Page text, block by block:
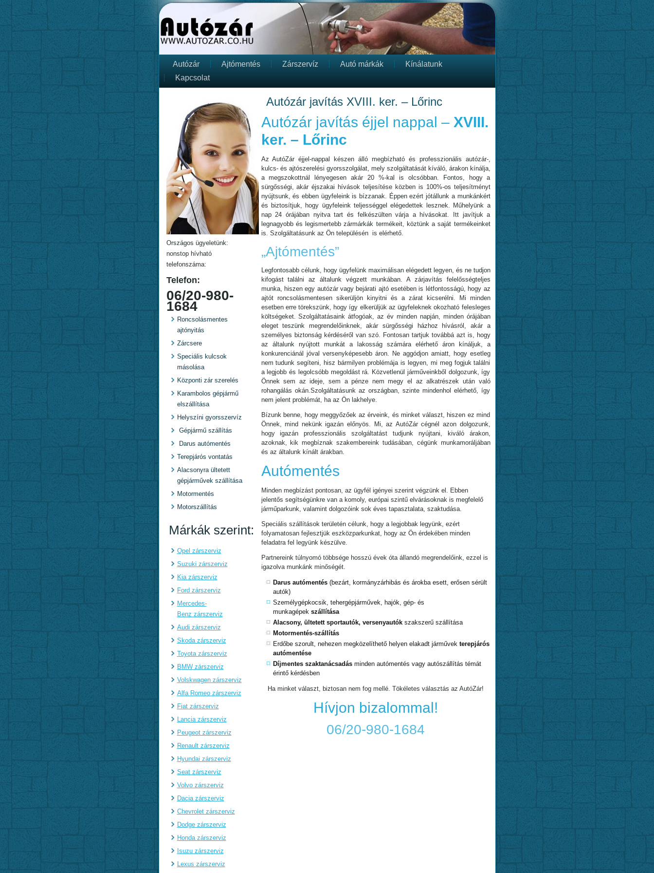
Autózár Ajtómentés Zárszervíz Autó márkák
Kínálatunk
Kapcsolat
Országos ügyeletünk:
nonstop hívható
telefonszáma:
Telefon:
06/20-980-
1684
Roncsolásmentes
ajtónyitás
Zárcsere
Speciális kulcsok
másolása
Központi zár szerelés
Karambolos gépjármű
elszállítása
Helyszíni gyorsszervíz
Gépjármű szállítás
Darus autómentés
Terepjárós vontatás
Alacsonyra ültetett
gépjárművek szállítása
Motormentés
Motorszállítás
Márkák szerint:
Opel zárszerviz
Suzuki zárszerviz
Kia zárszerviz
Ford zárszerviz
Mercedes-
Benz zárszerviz
Audi zárszerviz
Skoda zárszerviz
Toyota zárszerviz
BMW zárszerviz
Volskwagen zárszerviz
Alfa Romeo zárszerviz
Fiat zárszerviz
Lancia zárszerviz
Peugeot zárszerviz
Renault zárszerviz
Hyundai zárszerviz
Seat zárszerviz
Volvo zárszerviz
Dacia zárszerviz
Chevrolet zárszerviz
Dodge zárszerviz
Honda zárszerviz
Isuzu zárszerviz
Lexus zárszerviz
Autózár javítás XVIII. ker. – Lőrinc
Autózár javítás éjjel nappal – XVIII.
ker. – Lőrinc
Az AutóZár éjjel-nappal készen álló megbízható és professzionális autózár-,
kulcs- és ajtószerelési gyorsszolgálat, mely szolgáltatását kíváló, árakon kínálja,
a megszokottnál lényegesen akár 20 %-kal is olcsóbban. Fontos, hogy a
sürgősségi, akár éjszakai hívások teljesítése közben is 100%-os teljesítményt
nyújtsunk, és ebben ügyfeleink is bízzanak. Éppen ezért jótállunk a munkánkért
és biztosítjuk, hogy ügyfeleink teljességgel elégedettek lesznek. Műhelyünk a
nap 24 órájában nyitva tart és felkészülten várja a hívásokat. Itt javítjuk a
legnagyobb és legismertebb zármárkák termékeit, köztünk a saját termékeinket
is. Szolgáltatásunk az Ön településén is elérhető.
„Ajtómentés”
Legfontosabb célunk, hogy ügyfelünk maximálisan elégedett legyen, és ne tudjon
kifogást találni az általunk végzett munkában. A zárjavítás felelősségteljes
munka, hiszen egy autózár vagy bejárati ajtó esetében is létfontosságú, hogy az
ajtót roncsolásmentesen sikerüljön kinyitni és a zárat kicserélni. Mi minden
esetben erre törekszünk, hogy így elkerüljük az ügyfeleknek okozható felesleges
költségeket. Szolgáltatásaink átfogóak, az év minden napján, minden órájában
eleget teszünk megrendelőinknek, akár sürgősségi házhoz hívásról, akár a
személyes biztonság kérdéséről van szó. Fontosan tartjuk továbbá azt is, hogy
az általunk nyújtott munkát a lakosság számára elérhető áron kínáljuk, a
konkurenciánál jóval versenyképesebb áron. Ne aggódjon amiatt, hogy esetleg
nem tudunk segíteni, hisz bármilyen problémája is legyen, mi meg fogjuk találni
a legjobb és legolcsóbb megoldást rá. Közvetlenül járműveinkből dolgozunk, így
Önnek sem az ideje, sem a pénze nem megy el az alkatrészek után való
rohangálás okán.Szolgáltatásunk az országban, szinte mindenhol elérhető, így
nem jelent problémát, ha az Ön lakhelye.
Bízunk benne, hogy meggyőzőek az érveink, és minket választ, hiszen ez mind
Önnek, mind nekünk igazán előnyös. Mi, az AutóZár cégnél azon dolgozunk,
hogy igazán professzionális szolgáltatást tudjunk nyújtani, kiváló árakon,
azoknak, kik megbíznak szakembereink tudásában, cégünk munkamoráljában
és az általunk kínált árakban.
Autómentés
Minden megbízást pontosan, az ügyfél igényei szerint végzünk el. Ebben
jelentős segítségünkre van a komoly, európai szintű elvárásoknak is megfelelő
járműparkunk, valamint dolgozóink sok éves tapasztalata, szaktudása.
Speciális szállítások területén célunk, hogy a legjobbak legyünk, ezért
folyamatosan fejlesztjük eszközparkunkat, hogy az Ön érdekében minden
feladatra fel legyünk készülve.
Partnereink túlnyomó többsége hosszú évek óta állandó megrendelőink, ezzel is
igazolva munkánk minőségét.
Darus autómentés (bezárt, kormányzárhibás és árokba esett, erősen sérült
autók)
Személygépkocsik, tehergépjárművek, hajók, gép- és
munkagépek szállítása
Alacsony, ültetett sportautók, versenyautók szakszerű szállítása
Motormentés-szállítás
Erdőbe szorult, nehezen megközelíthető helyen elakadt járművek terepjárós
autómentése
Díjmentes szaktanácsadás minden autómentés vagy autószállítás témát
érintő kérdésben
Ha minket választ, biztosan nem fog mellé. Tökéletes választás az AutóZár!
Hívjon bizalommal!
06/20-980-1684